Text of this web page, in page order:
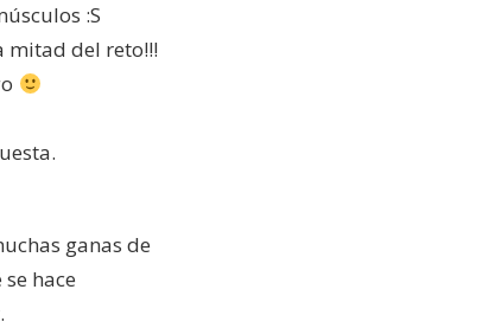
:S
mitad del reto!!!
ganas de
hace